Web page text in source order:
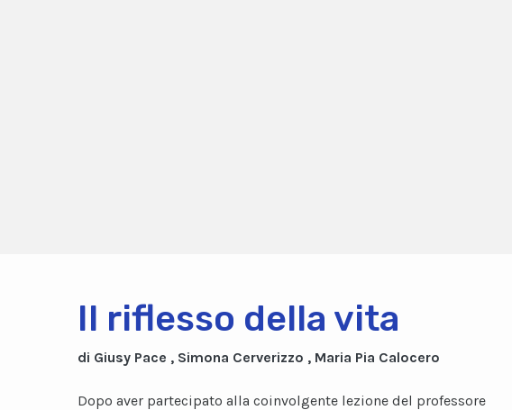
Il riflesso della vita
di Giusy Pace , Simona Cerverizzo , Maria Pia Calocero
Dopo aver partecipato alla coinvolgente lezione del professore